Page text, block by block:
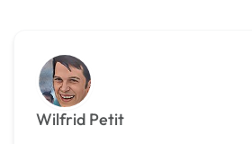
Wilfrid Petit